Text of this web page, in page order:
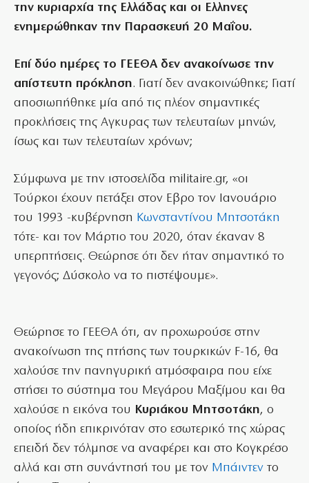
την κυριαρχία της Ελλάδας και οι Ελληνες
ενημερώθηκαν την Παρασκευή 20 Μαΐου.
Επί δύο ημέρες το ΓΕΕΘΑ δεν ανακοίνωσε την
απίστευτη πρόκληση. Γιατί δεν ανακοινώθηκε; Γιατί
αποσιωπήθηκε μία από τις πλέον σημαντικές
προκλήσεις της Αγκυρας των τελευταίων μηνών,
ίσως και των τελευταίων χρόνων;
Σύμφωνα με την ιστοσελίδα militaire.gr, «οι
Τούρκοι έχουν πετάξει στον Εβρο τον Ιανουάριο
του 1993 -κυβέρνηση Κωνσταντίνου Μητσοτάκη
τότε- και τον Μάρτιο του 2020, όταν έκαναν 8
υπερπτήσεις. Θεώρησε ότι δεν ήταν σημαντικό το
γεγονός; Δύσκολο να το πιστέψουμε».
Θεώρησε το ΓΕΕΘΑ ότι, αν προχωρούσε στην
ανακοίνωση της πτήσης των τουρκικών F-16, θα
χαλούσε την πανηγυρική ατμόσφαιρα που είχε
στήσει το σύστημα του Μεγάρου Μαξίμου και θα
χαλούσε η εικόνα του Κυριάκου Μητσοτάκη, ο
οποίος ήδη επικρινόταν στο εσωτερικό της χώρας
επειδή δεν τόλμησε να αναφέρει και στο Κογκρέσο
αλλά και στη συνάντησή του με τον Μπάιντεν το